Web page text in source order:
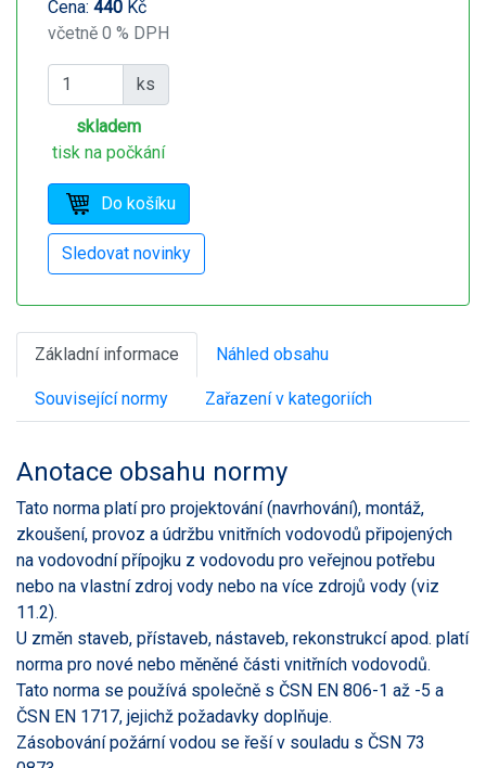
Cena: 440 Kč
včetně 0 % DPH
ks
skladem
tisk na počkání
Základní informace Náhled obsahu
Související normy Zařazení v kategoriích
Anotace obsahu normy
Tato norma platí pro projektování (navrhování), montáž,
zkoušení, provoz a údržbu vnitřních vodovodů připojených
na vodovodní přípojku z vodovodu pro veřejnou potřebu
nebo na vlastní zdroj vody nebo na více zdrojů vody (viz
11.2).
U změn staveb, přístaveb, nástaveb, rekonstrukcí apod. platí
norma pro nové nebo měněné části vnitřních vodovodů.
Tato norma se používá společně s ČSN EN 806-1 až -5 a
ČSN EN 1717, jejichž požadavky doplňuje.
Zásobování požární vodou se řeší v souladu s ČSN 73